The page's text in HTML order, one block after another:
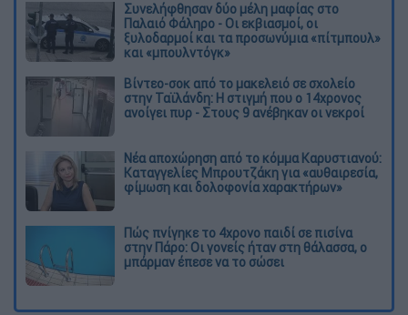
Συνελήφθησαν δύο μέλη μαφίας στο
Παλαιό Φάληρο - Οι εκβιασμοί, οι
ξυλοδαρμοί και τα προσωνύμια «πίτμπουλ»
και «μπουλντόγκ»
Βίντεο-σοκ από το μακελειό σε σχολείο
στην Ταϊλάνδη: Η στιγμή που ο 14χρονος
ανοίγει πυρ - Στους 9 ανέβηκαν οι νεκροί
Νέα αποχώρηση από το κόμμα Καρυστιανού:
Καταγγελίες Μπρουτζάκη για «αυθαιρεσία,
φίμωση και δολοφονία χαρακτήρων»
Πώς πνίγηκε το 4χρονο παιδί σε πισίνα
στην Πάρο: Οι γονείς ήταν στη θάλασσα, ο
μπάρμαν έπεσε να το σώσει